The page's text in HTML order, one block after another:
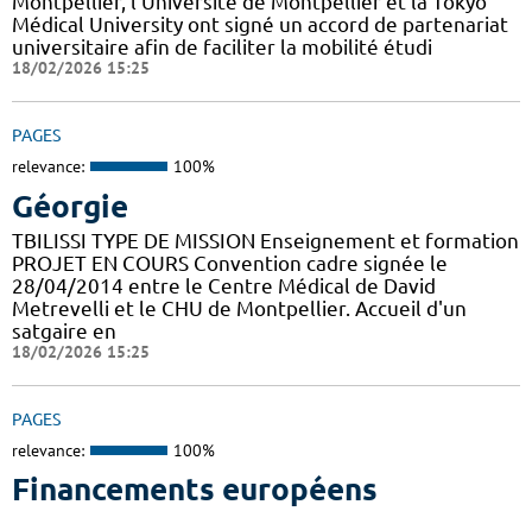
Médical University ont signé un accord de partenariat
universitaire afin de faciliter la mobilité étudi
18/02/2026 15:25
PAGES
relevance: 100%
Géorgie
TBILISSI TYPE DE MISSION Enseignement et formation
PROJET EN COURS Convention cadre signée le
28/04/2014 entre le Centre Médical de David
Metrevelli et le CHU de Montpellier. Accueil d'un
satgaire en
18/02/2026 15:25
PAGES
relevance: 100%
Financements européens